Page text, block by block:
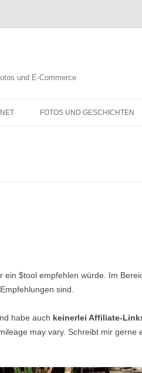
und E-Commerce
FOTOS UND GESCHICHTEN
ein $tool empfehlen würde. Im
sind.
habe auch keinerlei Affiliate-
may vary. Schreibt mir gerne